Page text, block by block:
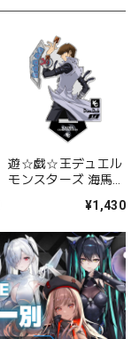
遊☆戯☆王デュエル
モンスターズ 海馬瀬
¥1,430